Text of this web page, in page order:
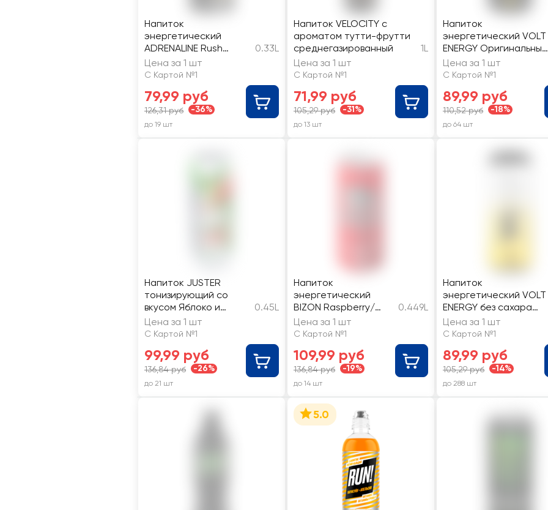
Напиток
энергетический
ADRENALINE Rush
Энергия
тонизирующий
0.33L
Цена за 1 шт
С Картой №1
79,99 руб
126,31 руб -36%
до 19 шт
Напиток VELOCITY с
ароматом тутти-фрутти
среднегазированный
1L
Цена за 1 шт
С Картой №1
71,99 руб
105,29 руб -31%
до 13 шт
Напиток
энергетический VOLT
ENERGY Оригинальный
вкус газированный
Цена за 1 шт
С Картой №1
89,99 руб
110,52 руб -18%
до 64 шт
Напиток JUSTER
тонизирующий со
вкусом Яблоко и
ревень газированный
0.45L
Цена за 1 шт
С Картой №1
99,99 руб
136,84 руб -26%
до 21 шт
Напиток
энергетический
BIZON Raspberry/
Малина
тонизирующий
0.449L
Цена за 1 шт
С Картой №1
109,99 руб
136,84 руб -19%
до 14 шт
Напиток
энергетический VOLT
ENERGY без сахара
газированный
Цена за 1 шт
С Картой №1
89,99 руб
105,29 руб -14%
до 288 шт
5.0